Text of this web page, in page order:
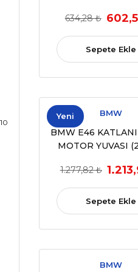
634,28 ₺
Sepete Ekle
Yeni BMW
BMW E46
MOTOR YUVASI
97000000000,
1.277,82 ₺
Sepete Ekle
BMW